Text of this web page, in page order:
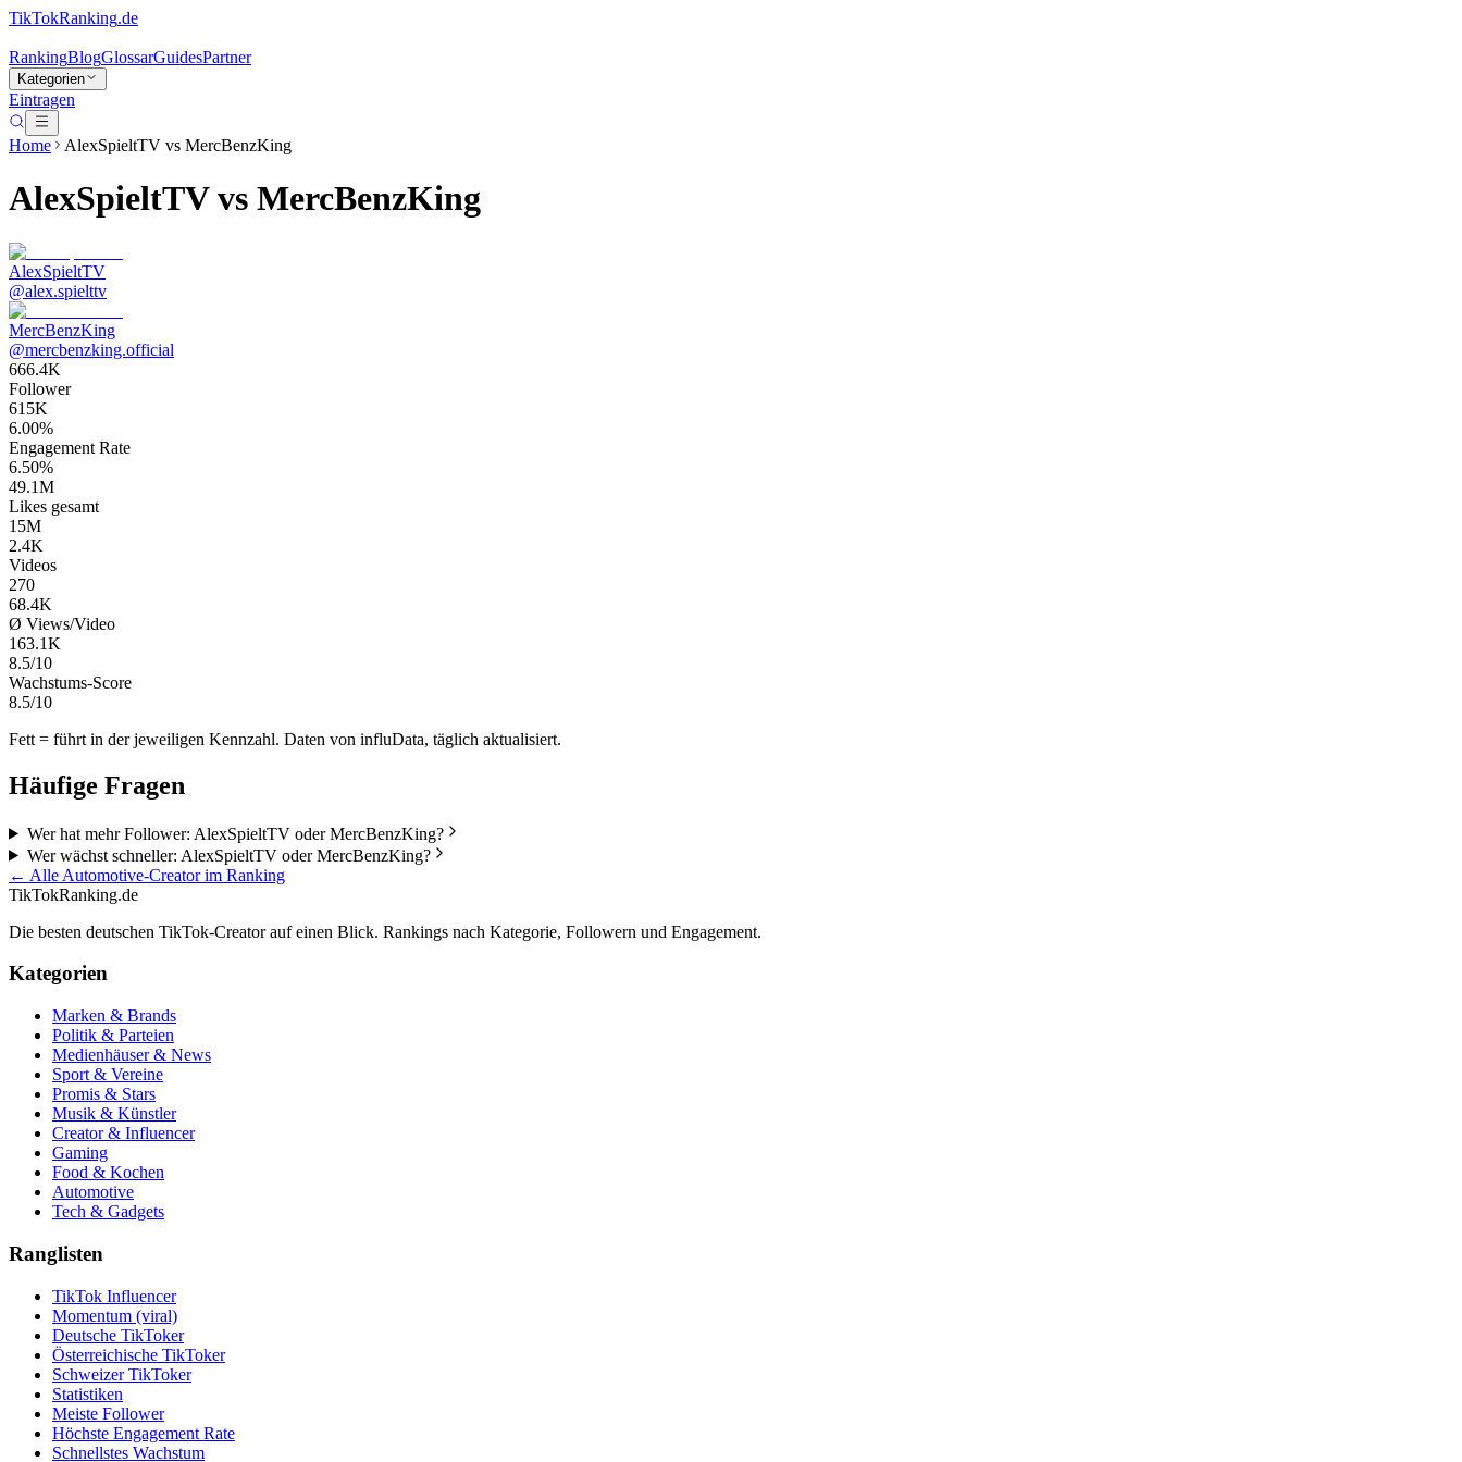
TikTokRanking.de
RankingBlogGlossarGuidesPartner
Kategorien
Eintragen
Home AlexSpieltTV vs MercBenzKing
AlexSpieltTVvs MercBenzKing
AlexSpieltTV
@alex.spielttv
MercBenzKing
@mercbenzking.official
666.4K
Follower
615K
6.00%
Engagement Rate
6.50%
49.1M
Likes gesamt
15M
2.4K
Videos
270
68.4K
Ø Views/Video
163.1K
8.5/10
Wachstums-Score
8.5/10
Fett = führt in der jeweiligen Kennzahl. Daten von influData, täglich aktualisiert.
Häufige Fragen
Wer hat mehr Follower: AlexSpieltTV oder MercBenzKing?
Wer wächst schneller: AlexSpieltTV oder MercBenzKing?
← Alle Automotive-Creator im Ranking
TikTokRanking.de
Die besten deutschen TikTok-Creator auf einen Blick. Rankings nach Kategorie, Followern und Engagement.
Kategorien
Marken & Brands
Politik & Parteien
Medienhäuser & News
Sport & Vereine
Promis & Stars
Musik & Künstler
Creator & Influencer
Gaming
Food & Kochen
Automotive
Tech & Gadgets
Ranglisten
TikTok Influencer
Momentum (viral)
Deutsche TikToker
Österreichische TikToker
Schweizer TikToker
Statistiken
Meiste Follower
Höchste Engagement Rate
Schnellstes Wachstum